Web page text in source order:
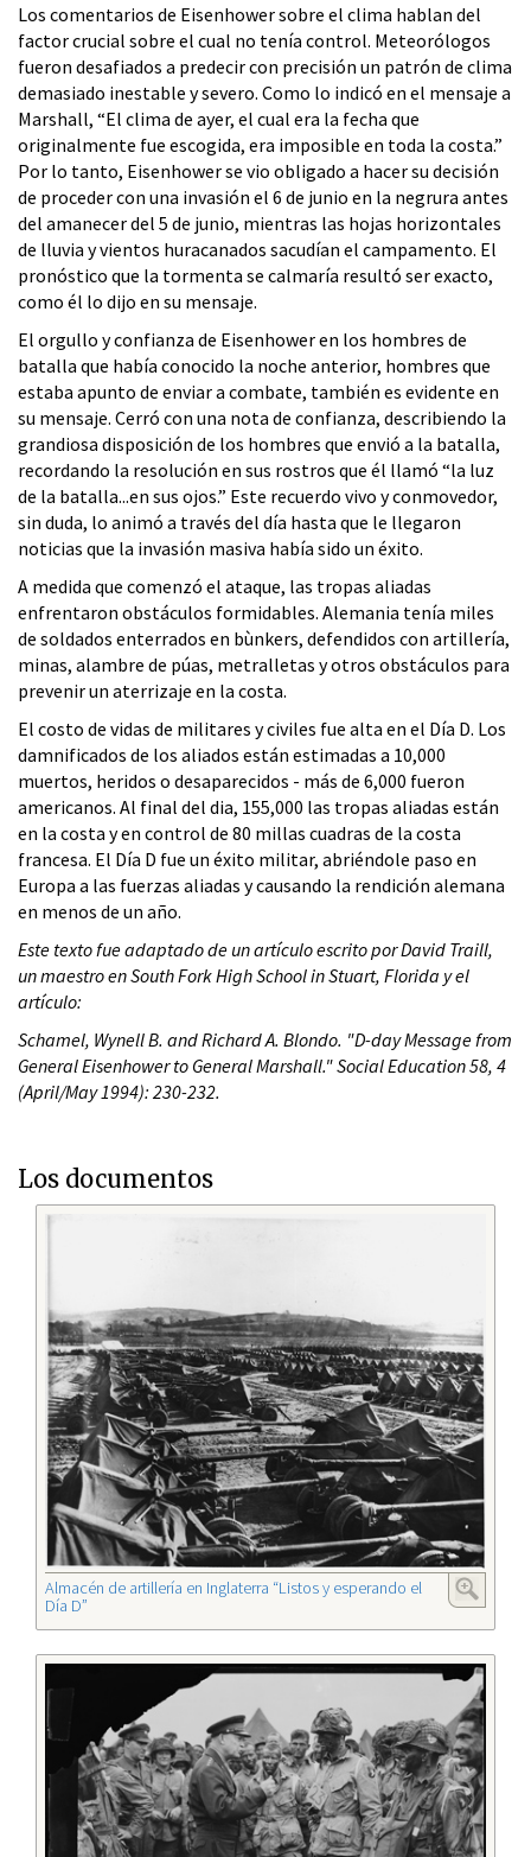
Los comentarios de Eisenhower sobre el clima hablan del
factor crucial sobre el cual no tenía control. Meteorólogos
fueron desafiados a predecir con precisión un patrón de clima
demasiado inestable y severo. Como lo indicó en el mensaje a
Marshall, “El clima de ayer, el cual era la fecha que
originalmente fue escogida, era imposible en toda la costa.”
Por lo tanto, Eisenhower se vio obligado a hacer su decisión
de proceder con una invasión el 6 de junio en la negrura antes
del amanecer del 5 de junio, mientras las hojas horizontales
de lluvia y vientos huracanados sacudían el campamento. El
pronóstico que la tormenta se calmaría resultó ser exacto,
como él lo dijo en su mensaje.
El orgullo y confianza de Eisenhower en los hombres de
batalla que había conocido la noche anterior, hombres que
estaba apunto de enviar a combate, también es evidente en
su mensaje. Cerró con una nota de confianza, describiendo la
grandiosa disposición de los hombres que envió a la batalla,
recordando la resolución en sus rostros que él llamó “la luz
de la batalla...en sus ojos.” Este recuerdo vivo y conmovedor,
sin duda, lo animó a través del día hasta que le llegaron
noticias que la invasión masiva había sido un éxito.
A medida que comenzó el ataque, las tropas aliadas
enfrentaron obstáculos formidables. Alemania tenía miles
de soldados enterrados en bùnkers, defendidos con artillería,
minas, alambre de púas, metralletas y otros obstáculos para
prevenir un aterrizaje en la costa.
El costo de vidas de militares y civiles fue alta en el Día D. Los
damnificados de los aliados están estimadas a 10,000
muertos, heridos o desaparecidos - más de 6,000 fueron
americanos. Al final del dia, 155,000 las tropas aliadas están
en la costa y en control de 80 millas cuadras de la costa
francesa. El Día D fue un éxito militar, abriéndole paso en
Europa a las fuerzas aliadas y causando la rendición alemana
en menos de un año.
Este texto fue adaptado de un artículo escrito por David Traill,
un maestro en South Fork High School in Stuart, Florida y el
artículo:
Schamel, Wynell B. and Richard A. Blondo. "D-day Message from
General Eisenhower to General Marshall." Social Education 58, 4
(April/May 1994): 230-232.
Los documentos
Almacén de artillería en Inglaterra “Listos y esperando el
Día D”